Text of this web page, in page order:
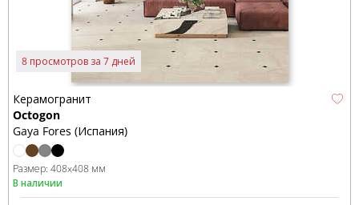
8 просмотров за 7 дней
Керамогранит
Octogon
Gaya Fores (Испания)
Размер: 408x408 мм
В наличии